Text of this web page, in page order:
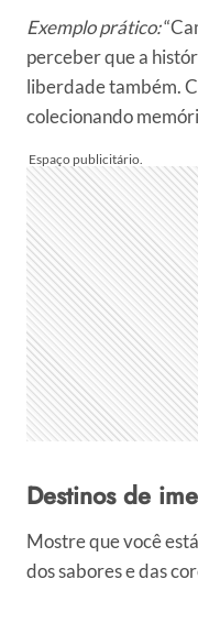
Exemplo prático:
perceber que a
liberdade também.
colecionando
Destinos de
Mostre que você
dos sabores e das